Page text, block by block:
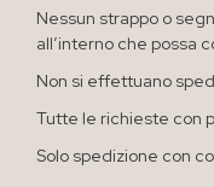
Nessun strappo o
all’interno che possa
Non si effettuano
Tutte le richieste con
Solo spedizione con